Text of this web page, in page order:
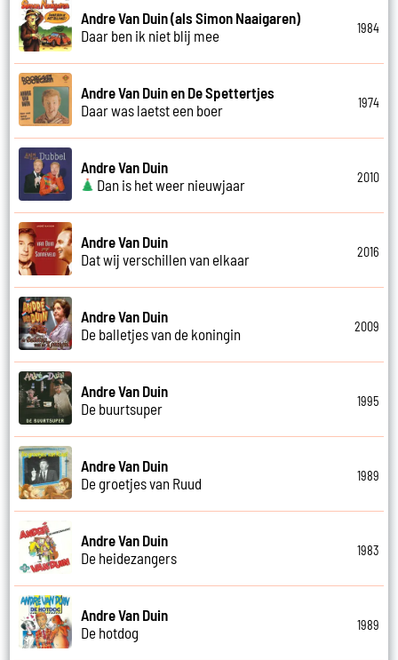
Andre Van Duin (als Simon Naaigaren)
Daar ben ik niet blij mee
1984
Andre Van Duin en De Spettertjes
Daar was laetst een boer
1974
Andre Van Duin
Dan is het weer nieuwjaar
2010
Andre Van Duin
Dat wij verschillen van elkaar
2016
Andre Van Duin
De balletjes van de koningin
2009
Andre Van Duin
De buurtsuper
1995
Andre Van Duin
De groetjes van Ruud
1989
Andre Van Duin
De heidezangers
1983
Andre Van Duin
De hotdog
1989